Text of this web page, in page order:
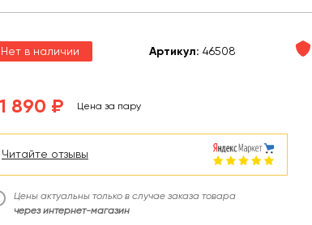
Нет в наличии Артикул: 46508
1 890 ₽ Цена за пару
Читайте отзывы
Цены актуальны только в случае заказа товара
через интернет-магазин